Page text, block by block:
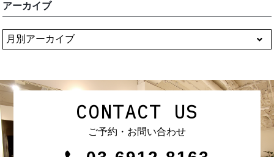
アーカイブ
CONTACT US
ご予約・お問い合わせ